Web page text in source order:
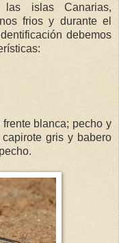
islas Canarias,
frios y durante el
debemos
blanca; pecho y
gris y babero